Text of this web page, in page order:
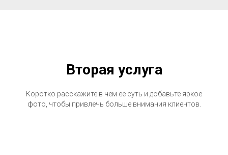
Вторая услуга
Коротко расскажите в чем ее суть и добавьте яркое
фото, чтобы привлечь больше внимания клиентов.